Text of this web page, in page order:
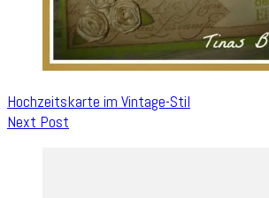
Hochzeitskarte im Vintage-Stil
Next Post